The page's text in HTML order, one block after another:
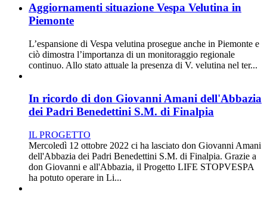
Aggiornamenti situazione Vespa Velutina in
Piemonte
L’espansione di Vespa velutina prosegue anche in Piemonte e
ciò dimostra l’importanza di un monitoraggio regionale
continuo. Allo stato attuale la presenza di V. velutina nel ter...
In ricordo di don Giovanni Amani dell'Abbazia
dei Padri Benedettini S.M. di Finalpia
IL PROGETTO
Mercoledì 12 ottobre 2022 ci ha lasciato don Giovanni Amani
dell'Abbazia dei Padri Benedettini S.M. di Finalpia. Grazie a
don Giovanni e all'Abbazia, il Progetto LIFE STOPVESPA
ha potuto operare in Li...